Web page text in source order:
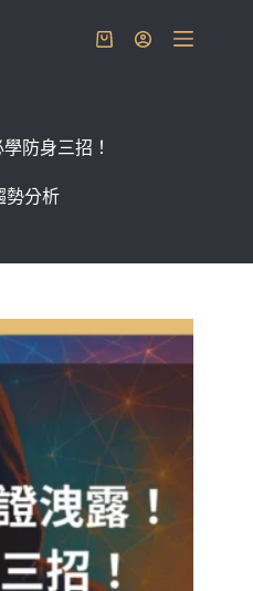
購
防身三招！
勢分析